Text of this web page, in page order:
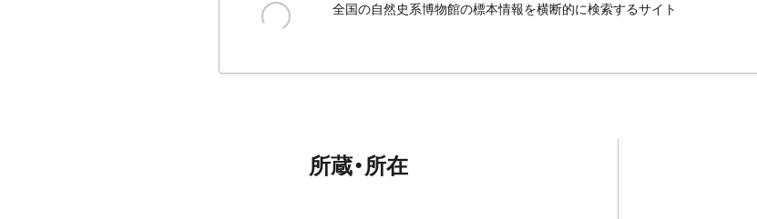
全国の自然史系博物館の標本情報を横断的に検索するサイト
所蔵・所在